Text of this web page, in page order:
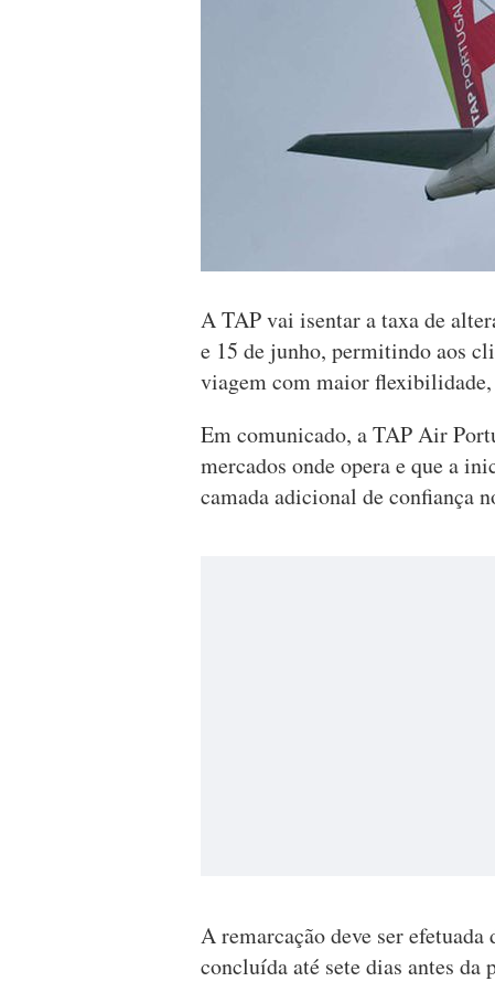
A TAP vai isentar a taxa de
e 15 de junho, permitindo aos
viagem com maior flexibilidade,
Em comunicado, a TAP Air
mercados onde opera e que a
camada adicional de confiança
A remarcação deve ser
concluída até sete dias antes da